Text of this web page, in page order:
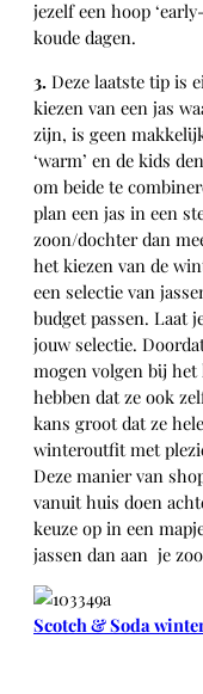
jezelf een hoop
koude dagen.
3. Deze laatste tip is
kiezen van een jas
zijn, is geen
‘warm’ en de kids
om beide te
plan een jas in een
zoon/dochter dan
het kiezen van de
een selectie van
budget passen. Laat
jouw selectie.
mogen volgen bij het
hebben dat ze ook
kans groot dat ze
winteroutfit met
Deze manier van
vanuit huis doen
keuze op in een
jassen dan aan je
Scotch & Soda